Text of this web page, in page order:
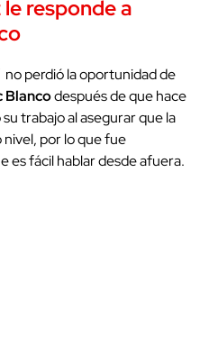
responde a
no perdió la oportunidad de
Blancodespués de que hace
trabajo al asegurar que la
por lo que fue
es fácil hablar desde afuera.